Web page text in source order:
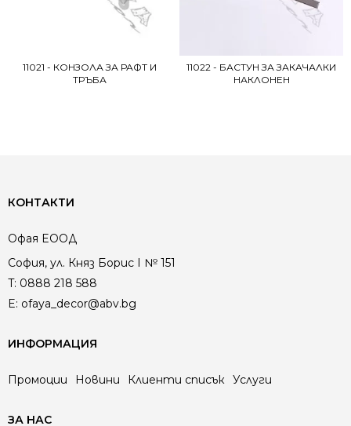
11021 - КОНЗОЛА ЗА РАФТ И
ТРЪБА
11022 - БАСТУН ЗА ЗАКАЧАЛКИ
НАКЛОНЕН
КОНТАКТИ
Офая EООД
София, ул. Княз Борис I № 151
T: 0888 218 588
E: ofaya_decor@abv.bg
ИНФОРМАЦИЯ
Промоции Новини Клиенти списък Услуги
ЗА НАС